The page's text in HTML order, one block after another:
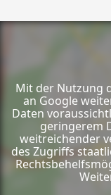
Mit der Nutzung
an Google
Daten
geringerem
weitreichender
des Zugriffs